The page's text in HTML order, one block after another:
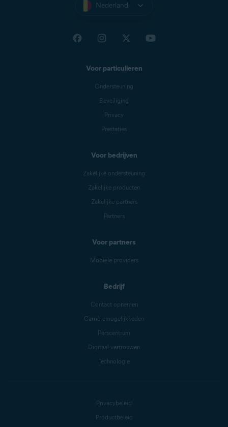
Nederland
Voor particulieren
Ondersteuning
Beveiliging
Privacy
Prestaties
Voor bedrijven
Zakelijke ondersteuning
Zakelijke producten
Zakelijke partners
Partners
Voor partners
Mobiele providers
Bedrijf
Contact opnemen
Carrièremogelijkheden
Perscentrum
Digitaal vertrouwen
Technologie
Privacybeleid
Productbeleid